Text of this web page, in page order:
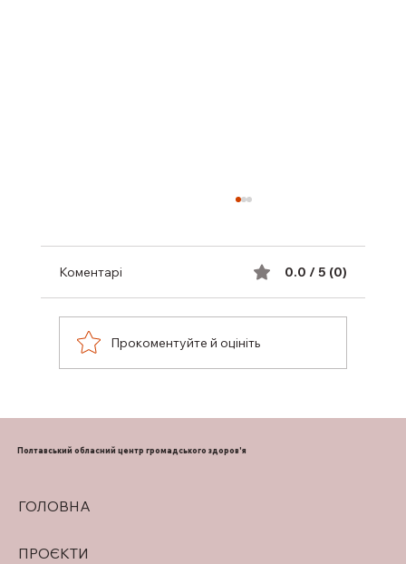
Коментарі 0.0 / 5 (0)
Прокоментуйте й оцініть
ГОЛОВНА
ПРОЄКТИ
Полтавський обласний центр громадського здоров'я